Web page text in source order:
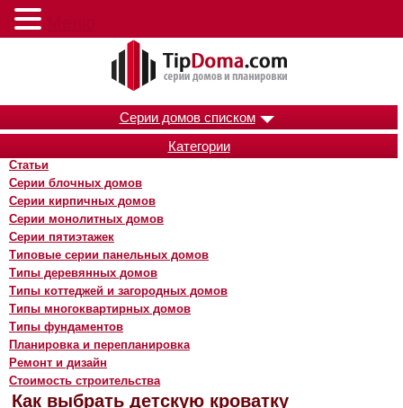
Серии домов списком
Категории
Статьи
Серии блочных домов
Серии кирпичных домов
Серии монолитных домов
Серии пятиэтажек
Типовые серии панельных домов
Типы деревянных домов
Типы коттеджей и загородных домов
Типы многоквартирных домов
Типы фундаментов
Планировка и перепланировка
Ремонт и дизайн
Стоимость строительства
Как выбрать детскую кроватку